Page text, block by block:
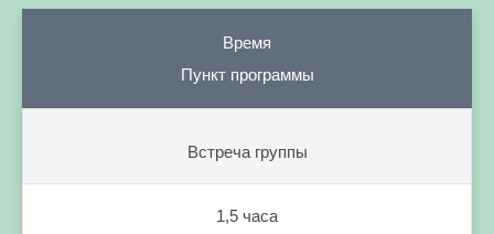
Время
Пункт программы
Встреча группы
1,5 часа